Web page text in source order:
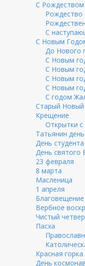
С Рождеством
Рождество
С
С Новым
До Нового
С Новым
С Новым
С Новым
С Новым
С годом
Старый Новый
Крещение
Открытки
Татьянин день
День студента
День святого
23 февраля
8 марта
Масленица
1 апреля
Благовещение
Вербное
Чистый
Пасха
Красная горка
День